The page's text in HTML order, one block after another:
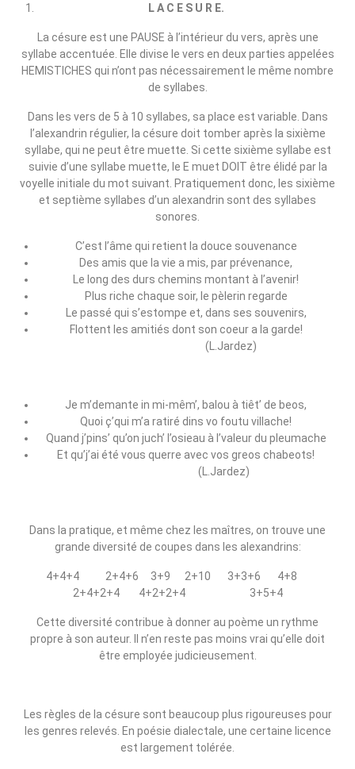
L A C E S U R E.
La césure est une PAUSE à l’intérieur du vers, après une
syllabe accentuée. Elle divise le vers en deux parties appelées
HEMISTICHES qui n’ont pas nécessairement le même nombre
de syllabes.
Dans les vers de 5 à 10 syllabes, sa place est variable. Dans
l’alexandrin régulier, la césure doit tomber après la sixième
syllabe, qui ne peut être muette. Si cette sixième syllabe est
suivie d’une syllabe muette, le E muet DOIT être élidé par la
voyelle initiale du mot suivant. Pratiquement donc, les sixième
et septième syllabes d’un alexandrin sont des syllabes
sonores.
C’est l’âme qui retient la douce souvenance
Des amis que la vie a mis, par prévenance,
Le long des durs chemins montant à l’avenir!
Plus riche chaque soir, le pèlerin regarde
Le passé qui s’estompe et, dans ses souvenirs,
Flottent les amitiés dont son coeur a la garde!
(L.Jardez)
Je m’demante in mi‑mêm’, balou à tiêt’ de beos,
Quoi ç’qui m’a ratiré dins vo foutu villache!
Quand j’pins’ qu’on juch’ l’osieau à l’valeur du pleumache
Et qu’j’ai été vous querre avec vos greos chabeots!
(L.Jardez)
Dans la pratique, et même chez les maîtres, on trouve une
grande diversité de coupes dans les alexandrins:
4+4+4 2+4+6 3+9 2+10 3+3+6 4+8
2+4+2+4 4+2+2+4 3+5+4
Cette diversité contribue à donner au poème un rythme
propre à son auteur. Il n’en reste pas moins vrai qu’elle doit
être employée judicieusement.
Les règles de la césure sont beaucoup plus rigoureuses pour
les genres relevés. En poésie dialectale, une certaine licence
est largement tolérée.